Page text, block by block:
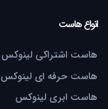
انواع هاست
هاست اشتراکی لینوکس
هاست حرفه ای لینوکس
هاست ابری لینوکس